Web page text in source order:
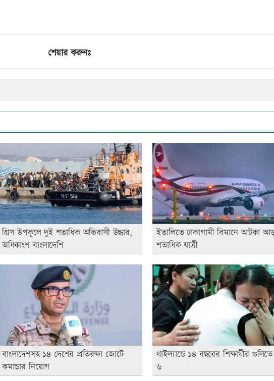
শেয়ার করুনঃ
গ্রিস উপকূলে দুই শতাধিক অভিবাসী উদ্ধার,
অধিকাংশ বাংলাদেশি
ইতালিতে ঢাকাগামী বিমানে আটকা
শতাধিক যাত্রী
বাংলাদেশসহ ১৪ দেশের প্রতিরক্ষা জোটে
কমান্ডার নিয়োগ
থাইল্যান্ডে ১৪ বছরের শিক্ষার্থীর
৬